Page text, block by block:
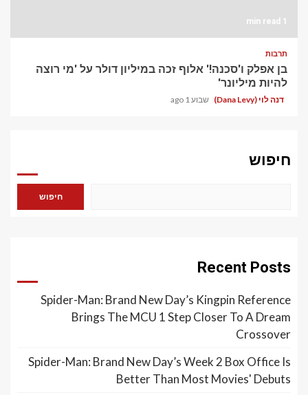
1 min read
תרבות
בן אפלק ו'סכנה!' אלוף זכה במיליון דולר על 'מי רוצה
להיות מיליונר'
דנה לוי (Dana Levy) שבוע 1 ago
חיפוש
חיפוש
Recent Posts
Spider-Man: Brand New Day’s Kingpin Reference
Brings The MCU 1 Step Closer To A Dream
Crossover
Spider-Man: Brand New Day’s Week 2 Box Office Is
Better Than Most Movies' Debuts